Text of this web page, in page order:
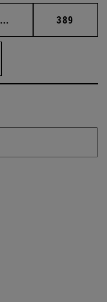
... Páginas intermedias
Página
389